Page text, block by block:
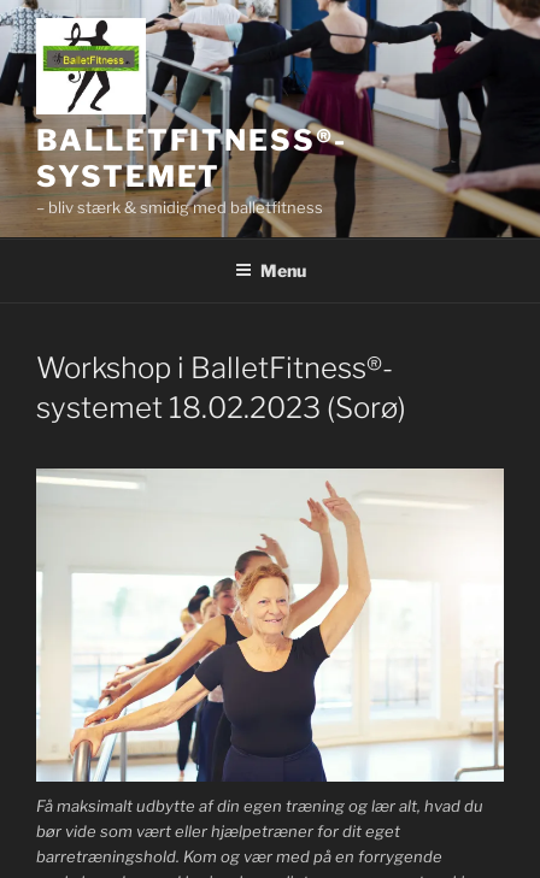
Videre
til
indhold
BALLETFITNESS®-
SYSTEMET
– bliv stærk & smidig med balletfitness
Menu
Workshop i BalletFitness®-
systemet 18.02.2023 (Sorø)
Få maksimalt udbytte af din egen træning og lær alt, hvad du
bør vide som vært eller hjælpetræner for dit eget
barretræningshold. Kom og vær med på en forrygende